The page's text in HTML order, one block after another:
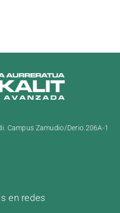
Campus Zamudio/Derio.206A-1
en redes